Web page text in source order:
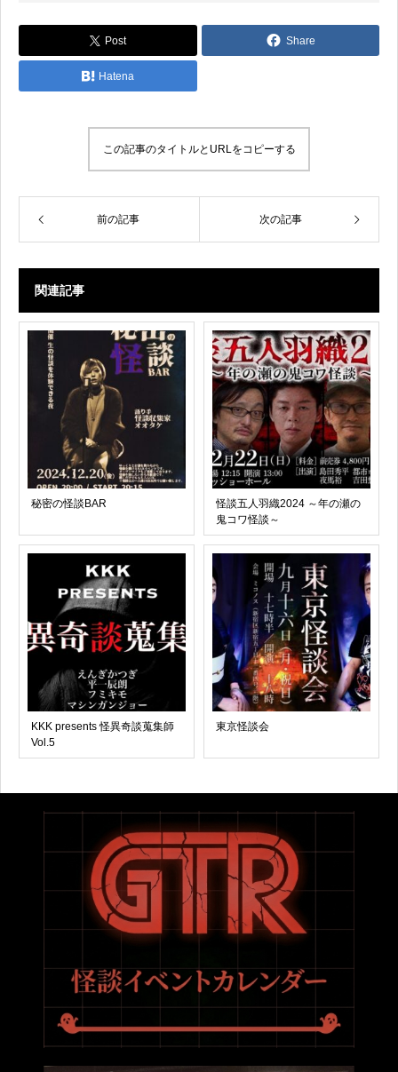
Post Share
Hatena
この記事のタイトルとURLをコピーする
前の記事 次の記事
関連記事
秘密の怪談BAR
怪談五人羽織2024 ～年の瀬の
鬼コワ怪談～
KKK presents 怪異奇談蒐集師
Vol.5
東京怪談会